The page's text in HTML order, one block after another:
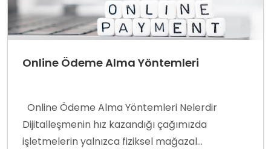
Online Ödeme Alma Yöntemleri
Online Ödeme Alma Yöntemleri Nelerdir
Dijitalleşmenin hız kazandığı çağımızda
işletmelerin yalnızca fiziksel mağazal...